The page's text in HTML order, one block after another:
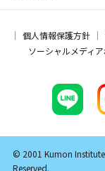
個人情報保護方針
ソーシャルメディ
© 2001 Kumon
Reserved.